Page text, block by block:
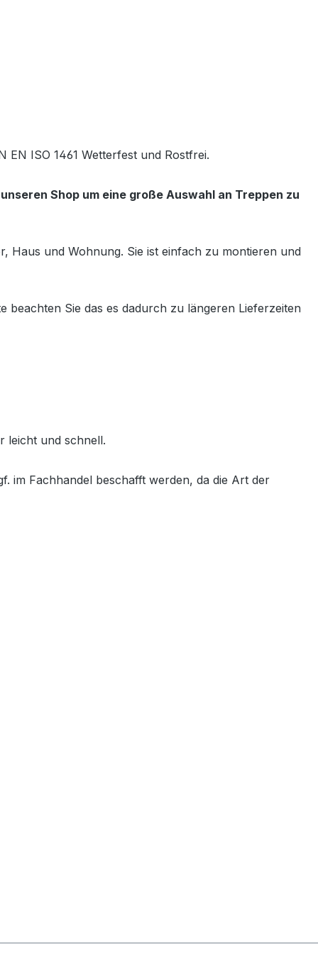
ISO 1461 Wetterfest und Rostfrei.
Shop um eine große Auswahl an Treppen zu
Haus und Wohnung. Sie ist einfach zu montieren und
Sie das es dadurch zu längeren Lieferzeiten
leicht und schnell.
im Fachhandel beschafft werden, da die Art der